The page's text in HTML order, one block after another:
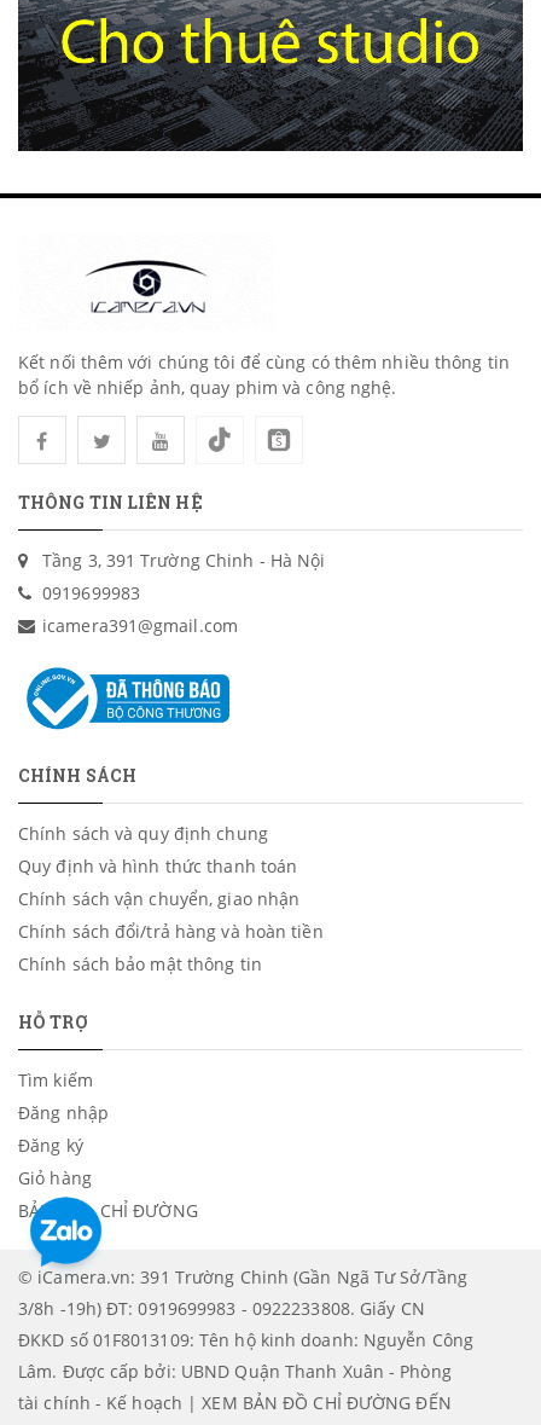
Kết nối thêm với chúng tôi để cùng có thêm nhiều thông tin
bổ ích về nhiếp ảnh, quay phim và công nghệ.
THÔNG TIN LIÊN HỆ
Tầng 3, 391 Trường Chinh - Hà Nội
0919699983
icamera391@gmail.com
CHÍNH SÁCH
Chính sách và quy định chung
Quy định và hình thức thanh toán
Chính sách vận chuyển, giao nhận
Chính sách đổi/trả hàng và hoàn tiền
Chính sách bảo mật thông tin
HỖ TRỢ
Tìm kiếm
Đăng nhập
Đăng ký
Giỏ hàng
BẢN ĐỒ - CHỈ ĐƯỜNG
© iCamera.vn: 391 Trường Chinh (Gần Ngã Tư Sở/Tầng
3/8h -19h) ĐT: 0919699983 - 0922233808. Giấy CN
ĐKKD số 01F8013109: Tên hộ kinh doanh: Nguyễn Công
Lâm. Được cấp bởi: UBND Quận Thanh Xuân - Phòng
tài chính - Kế hoạch | XEM BẢN ĐỒ CHỈ ĐƯỜNG ĐẾN